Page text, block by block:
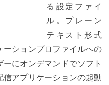
る設定ファイ
ル。プレーン
テキスト形式
ションプロファイルへの
にオンデマンドでソフト
アプリケーションの起動